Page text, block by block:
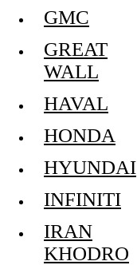
GMC
GREAT
WALL
HAVAL
HONDA
HYUNDAI
INFINITI
IRAN
KHODRO